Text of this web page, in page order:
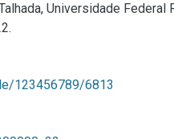
Universidade Federal
123456789/6813